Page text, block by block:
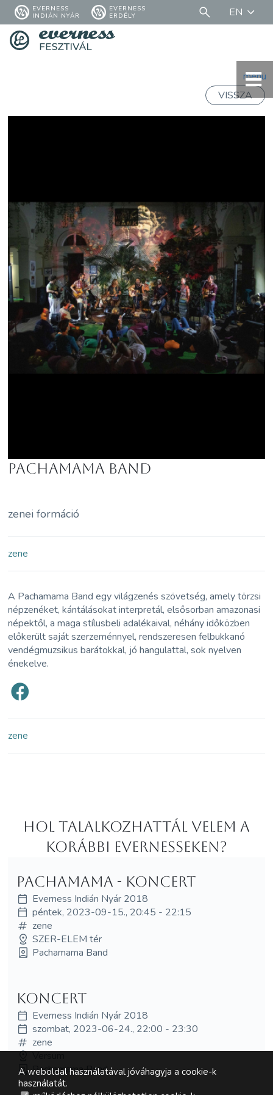
EVERNESS
INDIÁN NYÁR
EVERNESS
ERDÉLY
EN
menü
VISSZA
Pachamama Band
zenei formáció
zene
A Pachamama Band egy világzenés szövetség, amely törzsi
népzenéket, kántálásokat interpretál, elsősorban amazonasi
népektől, a maga stílusbeli adalékaival, néhány időközben
előkerült saját szerzeménnyel, rendszeresen felbukkanó
vendégmuzsikus barátokkal, jó hangulattal, sok nyelven
énekelve.
zene
Hol Talalkozhattál velem a
korábbi Evernesseken?
Pachamama - KONCERT
Everness Indián Nyár 2018
péntek, 2023-09-15., 20:45 - 22:15
zene
SZER-ELEM tér
Pachamama Band
Koncert
Everness Indián Nyár 2018
szombat, 2023-06-24., 22:00 - 23:30
zene
Pachamama Band
A weboldal használatával jóváhagyja a cookie-k
használatát.